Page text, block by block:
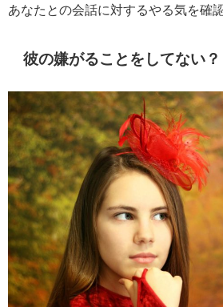
あなたとの会話に対するやる気を確
彼の嫌がることをしてない？